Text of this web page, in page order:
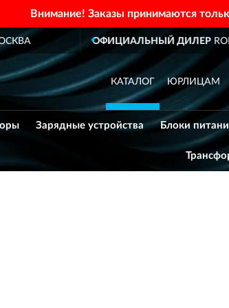
Внимание! Заказы принимаются
ДИЛЕР ROBITON В РОССИИ
КАТАЛОГ ЮРЛИЦАМ
Зарядные устройства Блоки